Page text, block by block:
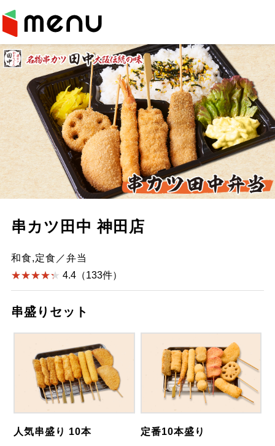
串カツ田中 神田店
和食,定食／弁当
4.4（133件）
串盛りセット
人気串盛り 10本
定番10本盛り